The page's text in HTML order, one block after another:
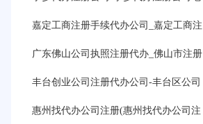
嘉定工商注册手续代办公司_嘉定工商注
广东佛山公司执照注册代办_佛山市注册
丰台创业公司注册代办公司-丰台区公司
惠州找代办公司注册(惠州找代办公司注